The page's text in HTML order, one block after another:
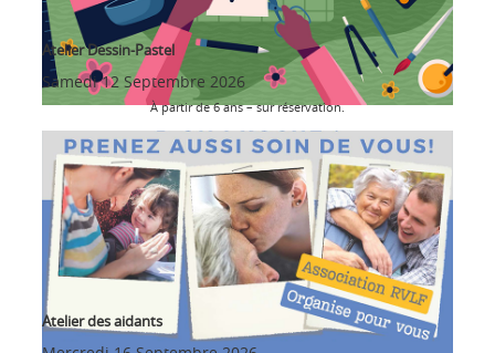
Atelier Dessin-Pastel
Samedi 12 Septembre 2026
À partir de 6 ans – sur réservation.
Atelier des aidants